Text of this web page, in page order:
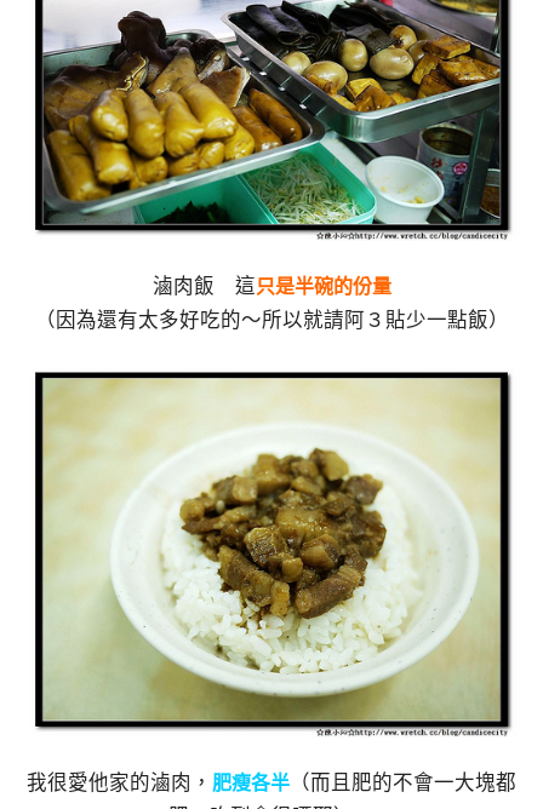
滷肉飯 這只是半碗的份量
（因為還有太多好吃的～所以就請阿３貼少一點飯）
我很愛他家的滷肉， 肥瘦各半 （而且肥的不會一大塊都